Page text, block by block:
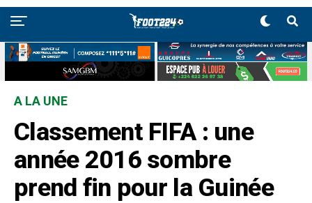
A LA UNE
Classement FIFA : une
année 2016 sombre
prend fin pour la Guinée